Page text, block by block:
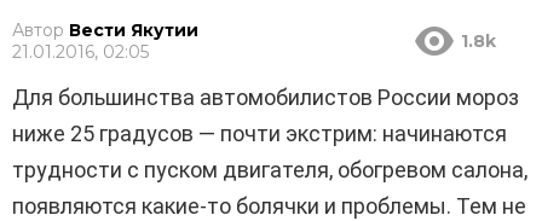
Автор Вести Якутии
21.01.2016, 02:05
1.8k
Для большинства автомобилистов России мороз
ниже 25 градусов — почти экстрим: начинаются
трудности с пуском двигателя, обогревом салона,
появляются какие-то болячки и проблемы. Тем не